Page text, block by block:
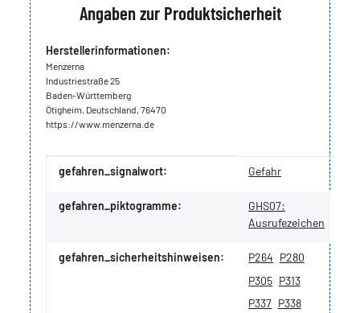
Angaben zur Produktsicherheit
Herstellerinformationen:
Menzerna
Industriestraße 25
Baden-Württemberg
Ötigheim, Deutschland, 76470
https://www.menzerna.de
Produkteigenschaft
Wert
gefahren_signalwort: Gefahr
gefahren_piktogramme:
GHS07:
Ausrufezeichen
gefahren_sicherheitshinweisen: P264 P280
P305 P313
P337 P338